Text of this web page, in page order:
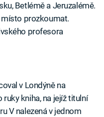
Betlémě a Jeruzalémě.
prozkoumat.
profesora
v Londýně na
kniha, na jejíž titulní
V nalezená v jednom